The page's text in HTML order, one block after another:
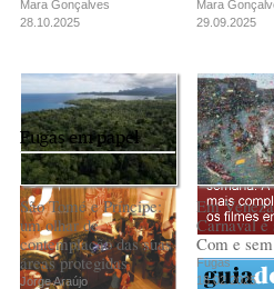
Mara Gonçalves
28.10.2025
Mara
29.09.2025
São Tomé e Príncipe:
um olhar de
contemplação das suas
áreas protegidas
Jorge Araújo
Em
Carnaval é
Com e
Fugas
18.02.2025
Fugas em papel